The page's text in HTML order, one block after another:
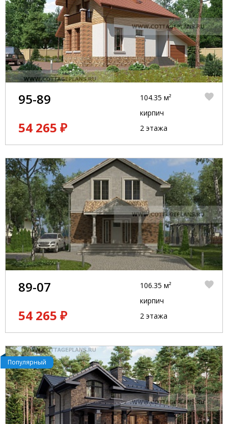
95-89
54 265 ₽
104.35 м²
кирпич
2 этажа
89-07
54 265 ₽
106.35 м²
кирпич
2 этажа
Популярный